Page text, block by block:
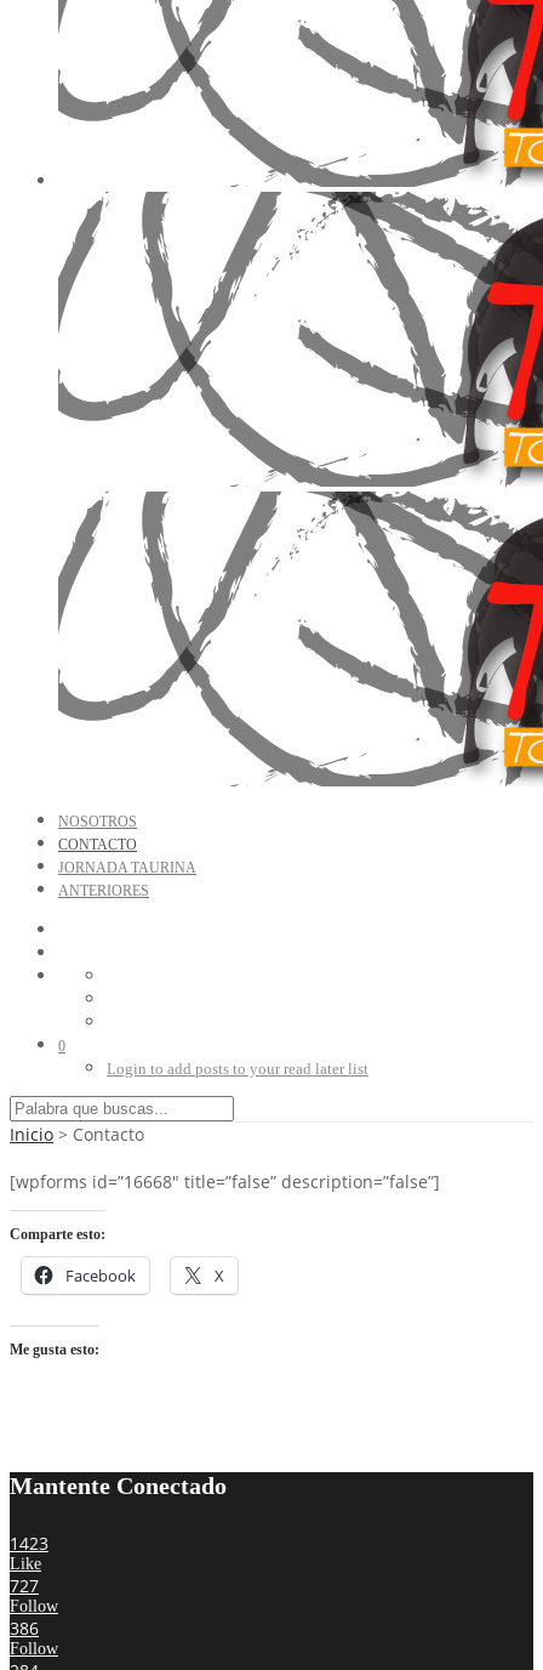
NOSOTROS
CONTACTO
JORNADA TAURINA
ANTERIORES
0
Login to add posts to your read later list
Inicio > Contacto
[wpforms id=”16668″ title=”false” description=”false”]
Comparte esto:
Facebook X
Me gusta esto:
Mantente Conectado
1423
Like
727
Follow
386
Follow